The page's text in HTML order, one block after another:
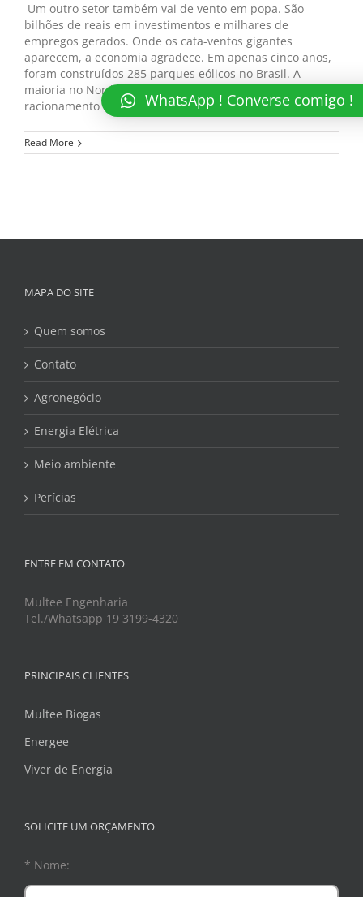
Um outro setor também vai de vento em popa. São
bilhões de reais em investimentos e milhares de
empregos gerados. Onde os cata-ventos gigantes
aparecem, a economia agradece. Em apenas cinco anos,
foram construídos 285 parques eólicos no Brasil. A
maioria no Nordeste. Foi a força do vento que impediu o
racionamento de [...]
Read More
MAPA DO SITE
Quem somos
Contato
Agronegócio
Energia Elétrica
Meio ambiente
Perícias
ENTRE EM CONTATO
Multee Engenharia
Tel./Whatsapp 19 3199-4320
PRINCIPAIS CLIENTES
Multee Biogas
Energee
Viver de Energia
SOLICITE UM ORÇAMENTO
* Nome:
WhatsApp ! Converse comigo !